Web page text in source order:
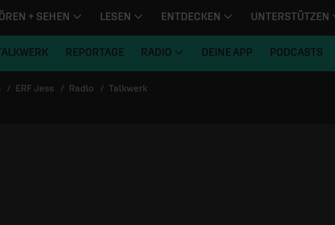
+ SEHEN LESEN ENTDECKEN UNTERSTÜTZEN
REPORTAGE RADIO DEINE APP PODCASTS
ERF Jess Radio Talkwerk